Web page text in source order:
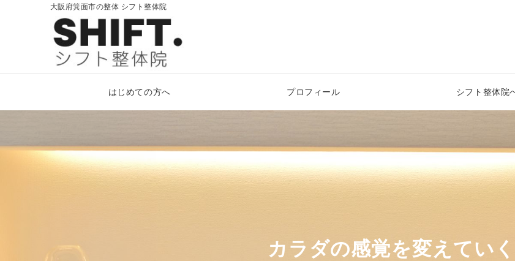
大阪府箕面市の整体 シフト整体院
はじめての方へ プロフィール シフト整体院
カラダのバランス調整
カラダの感覚を変えてい
根本からカラダを楽に